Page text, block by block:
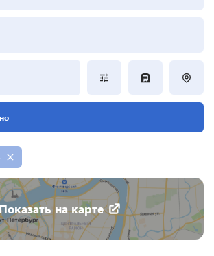
на карте